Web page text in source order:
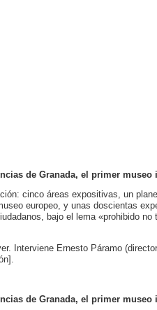
de Granada, el primer
cinco áreas expositivas, un
europeo, y unas doscientas
bajo el lema «prohibido no
Interviene Ernesto Páramo
de Granada, el primer